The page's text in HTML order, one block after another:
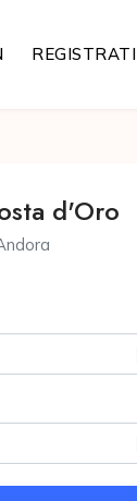
REGISTRATI
d'Oro